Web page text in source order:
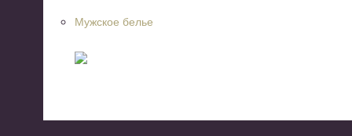
Мужское белье